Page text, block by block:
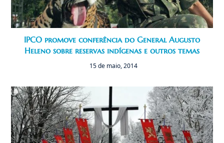
IPCO promove conferência do General Augusto
Heleno sobre reservas indígenas e outros temas
15 de maio, 2014